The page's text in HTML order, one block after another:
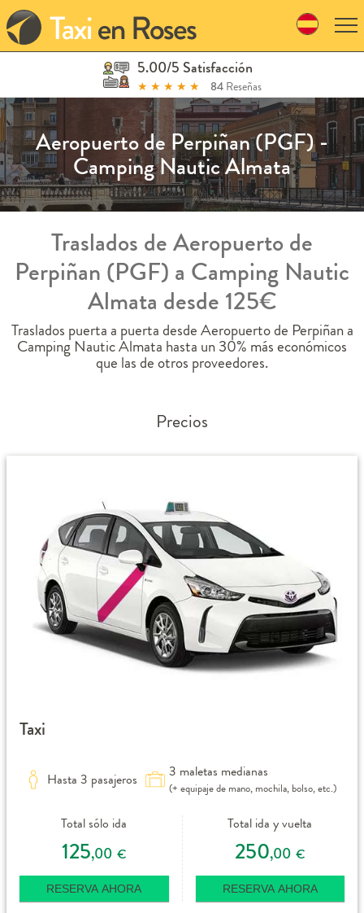
Skip
to
navigation
Skip
5.00/5 Satisfacción
★ ★ ★ ★ ★ 84Reseñas
Aeropuerto de Perpiñan (PGF) -
Camping Nautic Almata
Traslados de Aeropuerto de
Perpiñan (PGF) a Camping Nautic
Almata desde 125€
Traslados puerta a puerta desde Aeropuerto de Perpiñan a
Camping Nautic Almata hasta un 30% más económicos
que las de otros proveedores.
Precios
Taxi
Hasta 3 pasajeros 3 maletas medianas
(+ equipaje de mano, mochila, bolso, etc.)
Total sólo ida
125,00 €
RESERVA AHORA
Total ida y vuelta
250,00 €
RESERVA AHORA